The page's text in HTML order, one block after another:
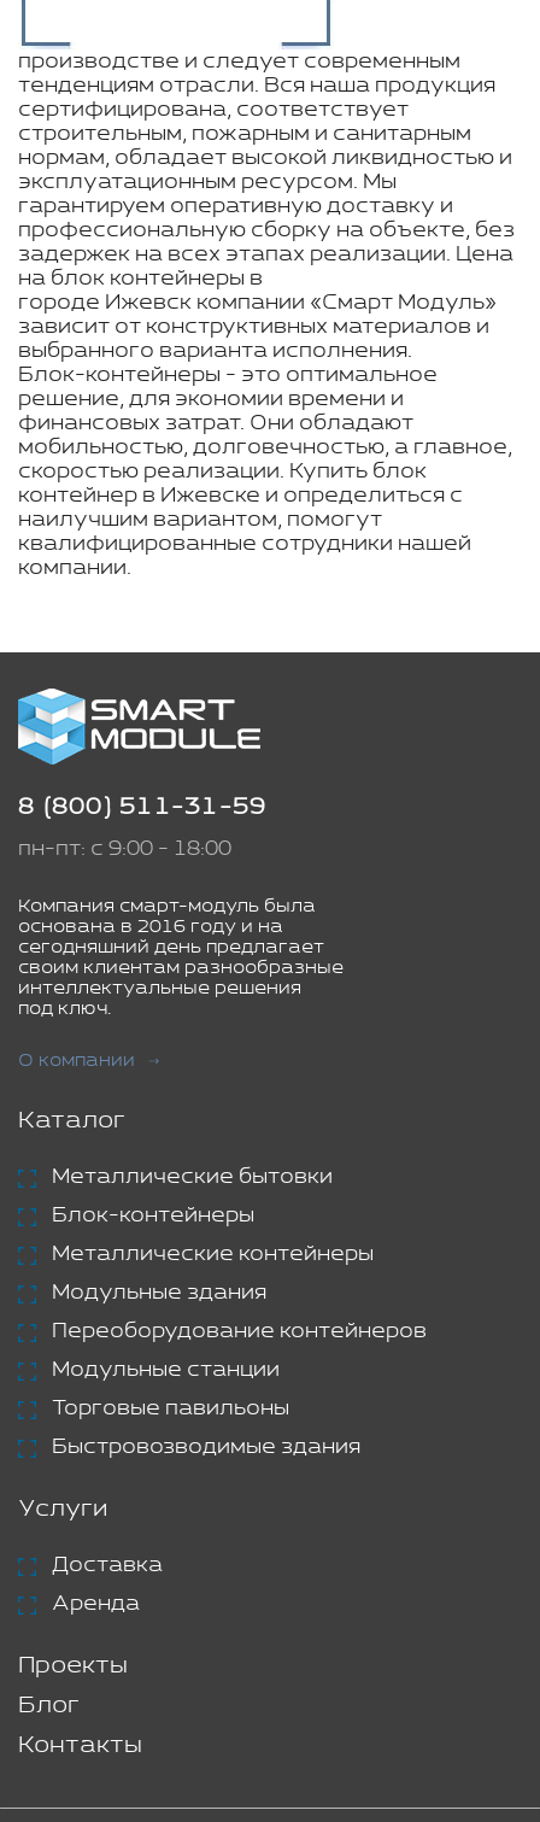
производстве и следует современным
тенденциям отрасли. Вся наша продукция
сертифицирована, соответствует
строительным, пожарным и санитарным
нормам, обладает высокой ликвидностью и
эксплуатационным ресурсом. Мы
гарантируем оперативную доставку и
профессиональную сборку на объекте, без
задержек на всех этапах реализации. Цена
на блок контейнеры в
городе Ижевск компании «Смарт Модуль»
зависит от конструктивных материалов и
выбранного варианта исполнения.
Блок-контейнеры - это оптимальное
решение, для экономии времени и
финансовых затрат. Они обладают
мобильностью, долговечностью, а главное,
скоростью реализации. Купить блок
контейнер в Ижевске и определиться с
наилучшим вариантом, помогут
квалифицированные сотрудники нашей
компании.
8 (800) 511-31-59
пн-пт: с 9:00 - 18:00
Компания смарт-модуль была
основана в 2016 году и на
сегодняшний день предлагает
своим клиентам разнообразные
интеллектуальные решения
под ключ.
О компании
Каталог
Металлические бытовки
Блок-контейнеры
Металлические контейнеры
Модульные здания
Переоборудование контейнеров
Модульные станции
Торговые павильоны
Быстровозводимые здания
Услуги
Доставка
Аренда
Проекты
Блог
Контакты